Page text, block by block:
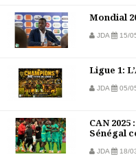
Mondial
JDA 15/
Ligue 1:
JDA 05/
CAN
Sénégal
JDA 18/